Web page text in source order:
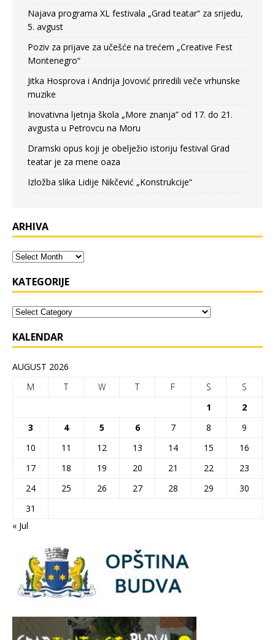
Najava programa XL festivala „Grad teatar“ za srijedu,
5. avgust
Poziv za prijave za učešće na trećem „Creative Fest
Montenegro“
Jitka Hosprova i Andrija Jovović priredili veče vrhunske
muzike
Inovativna ljetnja škola „More znanja” od 17. do 21.
avgusta u Petrovcu na Moru
Dramski opus koji je obelježio istoriju festival Grad
teatar je za mene oaza
Izložba slika Lidije Nikčević „Konstrukcije“
ARHIVA
KATEGORIJE
KALENDAR
AUGUST 2026
M
T W T F S
S
1
2
3
4 5 6 7 8
9
10
11 12 13 14 15
16
17
18 19 20 21 22
23
24
25 26 27 28 29
30
31
« Jul